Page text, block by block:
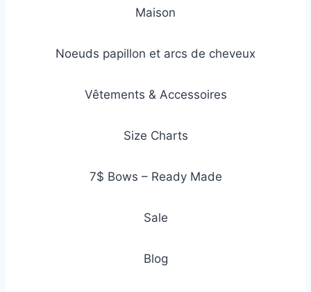
Maison
Noeuds papillon et arcs de cheveux
Vêtements & Accessoires
Size Charts
7$ Bows – Ready Made
Sale
Blog